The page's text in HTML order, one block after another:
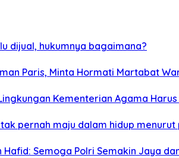
dijual, hukumnya bagaimana?
Paris, Minta Hormati Martabat
Kementerian Agama
pernah maju dalam hidup menurut
Semoga Polri Semakin Jaya